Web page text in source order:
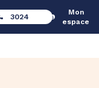
3024
Mon
espace